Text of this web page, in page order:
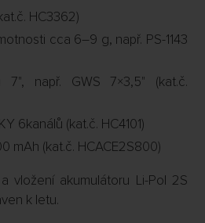
HC3362)
cca 6–9 g, např. PS-1143
např. GWS 7×3,5" (kat.č.
6kanálů (kat.č. HC4101)
mAh (kat.č. HCACE2S800)
vložení akumulátoru Li-Pol 2S
k letu.